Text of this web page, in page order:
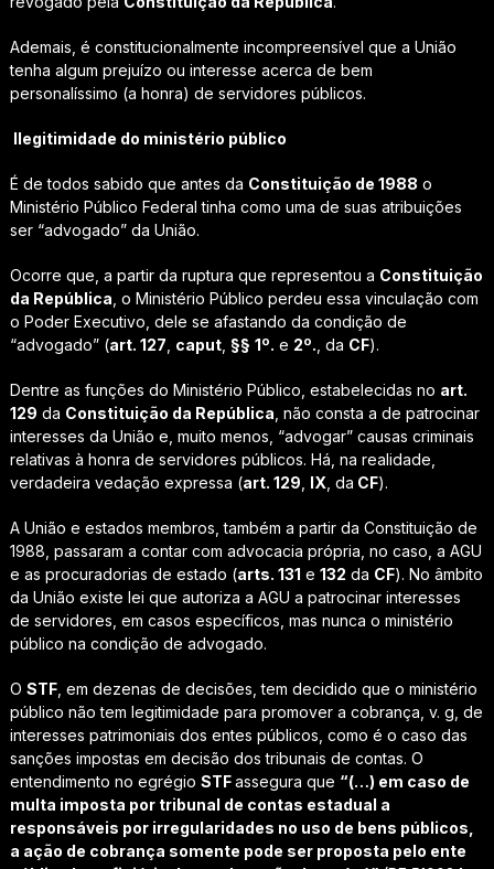
Ademais, é constitucionalmente incompreensível que a União
tenha algum prejuízo ou interesse acerca de bem
personalíssimo (a honra) de servidores públicos.
Ilegitimidade do ministério público
É de todos sabido que antes da Constituição de 1988 o
Ministério Público Federal tinha como uma de suas atribuições
ser “advogado” da União.
Ocorre que, a partir da ruptura que representou a Constituição
da República , o Ministério Público perdeu essa vinculação com
o Poder Executivo, dele se afastando da condição de
“advogado” (art. 127 caput, §§ 1º. e 2º. , da CF).
Dentre as funções do Ministério Público, estabelecidas no art.
129 da Constituição da República , não consta a de patrocinar
interesses da União e, muito menos, “advogar” causas criminais
relativas à honra de servidores públicos. Há, na realidade,
verdadeira vedação expressa (art. 129 IX , da CF).
A União e estados membros, também a partir da Constituição de
1988, passaram a contar com advocacia própria, no caso, a AGU
e as procuradorias de estado (arts. 131 e 132 da CF). No âmbito
da União existe lei que autoriza a AGU a patrocinar interesses
de servidores, em casos específicos, mas nunca o ministério
público na condição de advogado.
O STF, em dezenas de decisões, tem decidido que o ministério
público não tem legitimidade para promover a cobrança, v. g, de
interesses patrimoniais dos entes públicos, como é o caso das
sanções impostas em decisão dos tribunais de contas. O
entendimento no egrégio STFassegura que “(…) em caso de
multa imposta por tribunal de contas estadual a
responsáveis por irregularidades no uso de bens públicos,
a ação de cobrança somente pode ser proposta pelo ente